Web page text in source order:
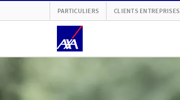
PARTICULIERS CLIENTS ENTREPRISES